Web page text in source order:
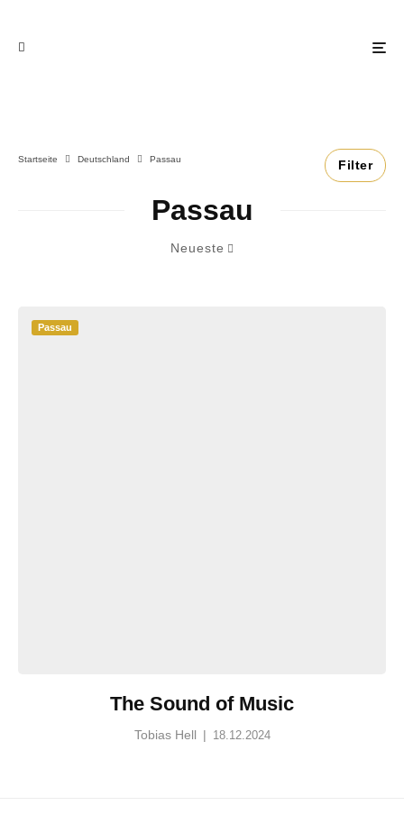
Startseite Deutschland Passau Filter
Passau
Neueste
Passau
The Sound of Music
Tobias Hell | 18.12.2024